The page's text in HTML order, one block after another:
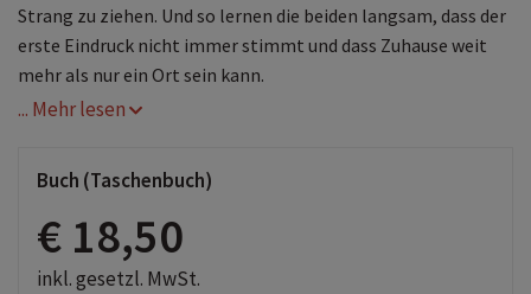
Strang zu ziehen. Und so lernen die beiden langsam, dass der
erste Eindruck nicht immer stimmt und dass Zuhause weit
mehr als nur ein Ort sein kann.
... Mehr lesen
Buch (Taschenbuch)
€ 18,50
inkl. gesetzl. MwSt.